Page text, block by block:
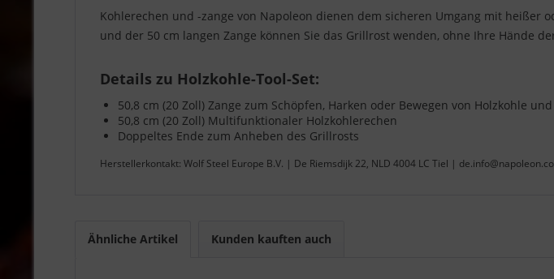
Kohlerechen und -zange von Napoleon dienen dem sicheren Umgang mit heißer
und der 50 cm langen Zange können Sie das Grillrost wenden, ohne Ihre Hände
Details zu Holzkohle-Tool-Set:
50,8 cm (20 Zoll) Zange zum Schöpfen, Harken oder Bewegen von Holzkohle
50,8 cm (20 Zoll) Multifunktionaler Holzkohlerechen
Doppeltes Ende zum Anheben des Grillrosts
Herstellerkontakt: Wolf Steel Europe B.V. | De Riemsdijk 22, NLD 4004 LC Tiel |
Ähnliche Artikel Kunden kauften auch